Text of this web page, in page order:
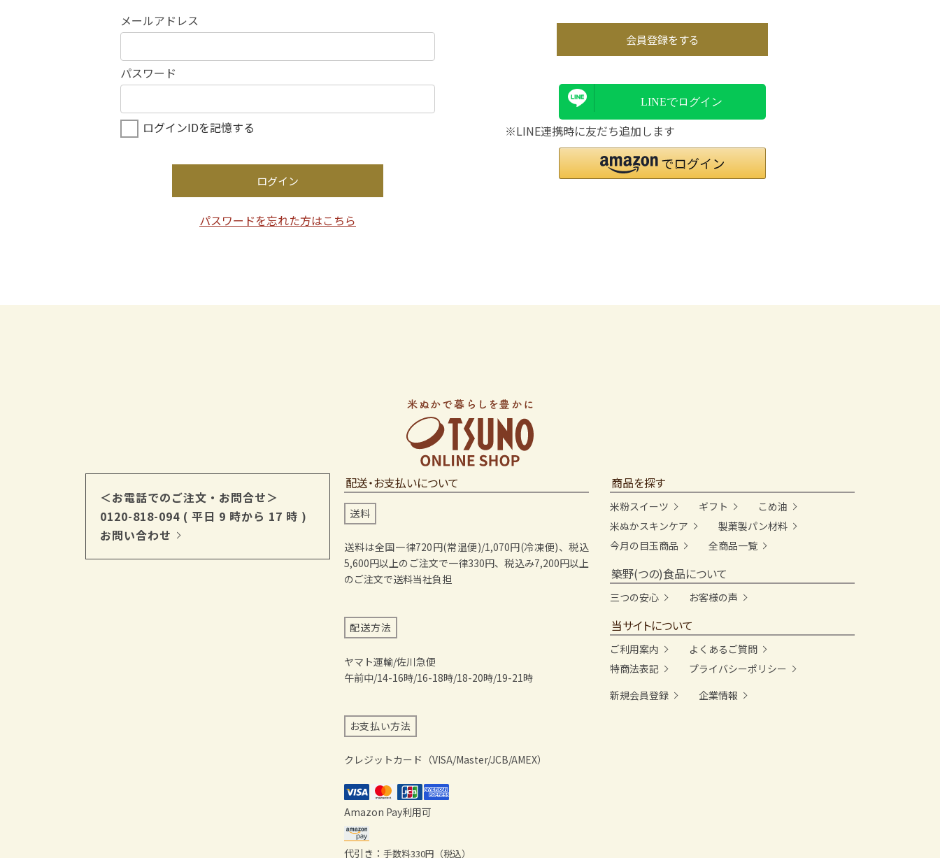
メールアドレス
パスワード
ログインIDを記憶する
ログイン
パスワードを忘れた方はこちら
会員登録をする
LINEでログイン
※LINE連携時に友だち追加します
＜お電話でのご注文・お問合せ＞
0120-818-094 ( 平日 9 時から 17 時 )
お問い合わせ
配送・お支払いについて
送料
送料は全国一律720円(常温便)/1,070円(冷凍便)、税込
5,600円以上のご注文で一律330円、税込み7,200円以上
のご注文で送料当社負担
配送方法
ヤマト運輸/佐川急便
午前中/14-16時/16-18時/18-20時/19-21時
お支払い方法
クレジットカード（VISA/Master/JCB/AMEX）
Amazon Pay利用可
代引き： 手数料330円（税込）
商品を探す
米粉スイーツ ギフト
こめ油
米ぬかスキンケア
製菓製パン材料
今月の目玉商品
全商品一覧
築野(つの)食品について
三つの安心 お客様の声
当サイトについて
ご利用案内
よくあるご質問
特商法表記
プライバシーポリシー
新規会員登録
企業情報